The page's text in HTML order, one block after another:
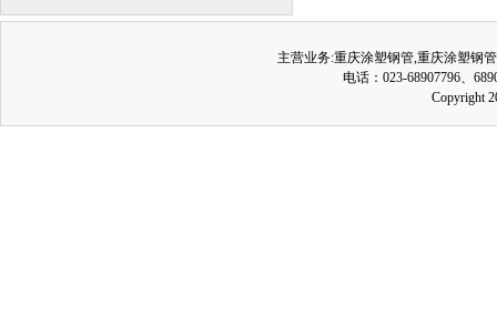
主营业务:重庆涂塑钢管,重庆涂塑钢
电话：023-68907796、
Copyright